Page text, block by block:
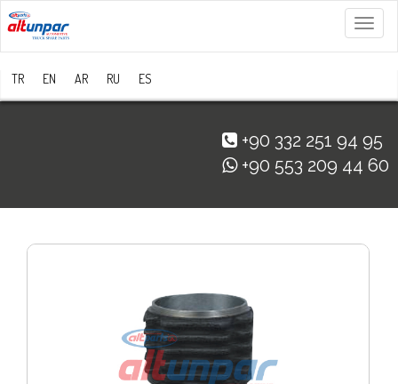
Menü
TR EN AR RU ES
+90 332 251 94 95
+90 553 209 44 60